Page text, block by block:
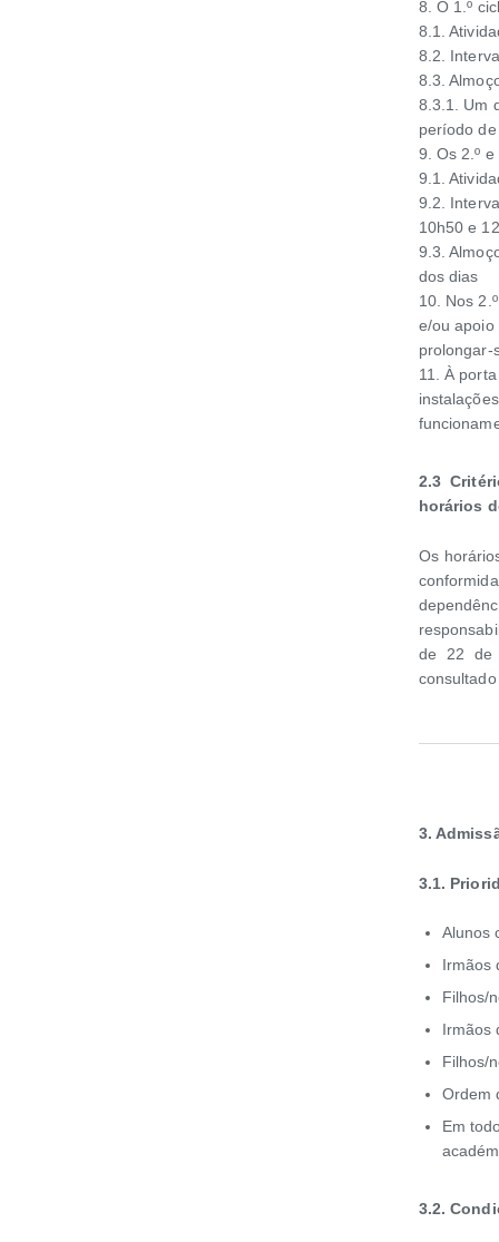
8. O 1.º
8.1.
8.2.
8.3.
8.3.1. Um
período
9. Os 2.º
9.1.
9.2.
10h50 e
9.3.
dos dias
10. Nos
e/ou apoio
prolongar-
11. À
2.3
horários
Os
de 22 de
3.
3.1.
Alunos
Irmãos
Filhos/
Irmãos
Filhos/
Ordem
Em
3.2.